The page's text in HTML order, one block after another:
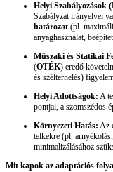
Helyi Szabályozások
Szabályzat irányelvei
határozat (pl.
anyaghasználat,
Műszaki és Statikai
(OTÉK) eredő
és szélterhelés)
Helyi Adottságok: A
pontjai, a szomszédos
Környezeti Hatás: Az
telkekre (pl.
minimalizálásához
Mit kapok az adaptációs